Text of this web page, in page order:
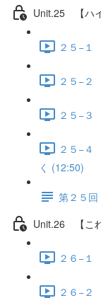
Unit.25 【ハ
２５−１
２５−２
２５−３
２５−４
く (12:50)
第２５
Unit.26 【こ
２６−１
２６−２